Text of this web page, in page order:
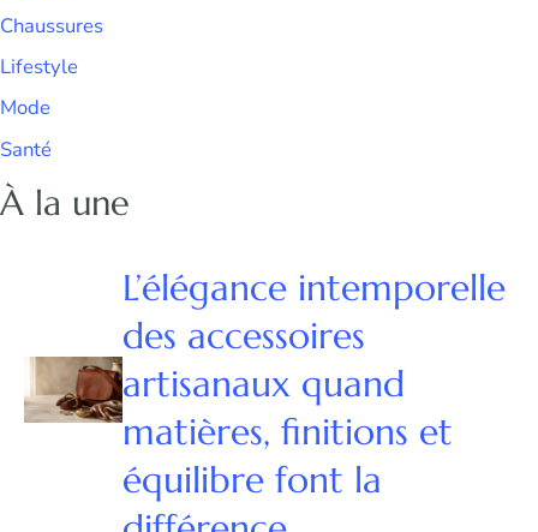
Chaussures
Lifestyle
Mode
Santé
À la une
L’élégance intemporelle
des accessoires
artisanaux quand
matières, finitions et
équilibre font la